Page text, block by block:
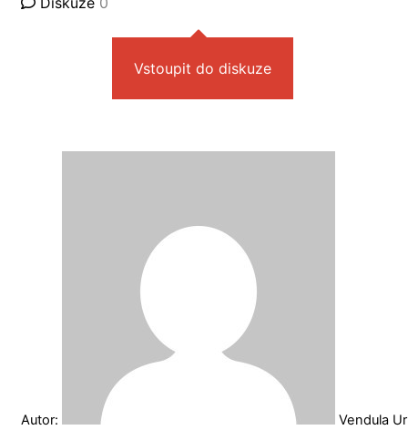
Vstoupit do diskuze
Autor: Vendula